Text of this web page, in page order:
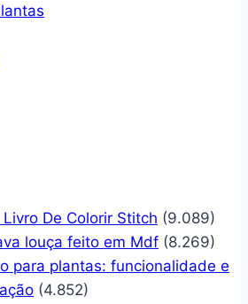
De Colorir Stitch (9.089)
louça feito em Mdf (8.269)
para plantas: funcionalidade e
(4.852)